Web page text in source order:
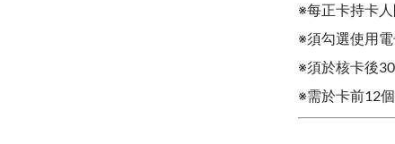
※每正卡持卡
※須勾選使用
※須於核卡後
※需於卡前12